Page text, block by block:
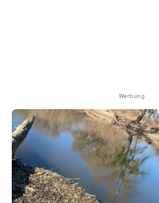
Werbung